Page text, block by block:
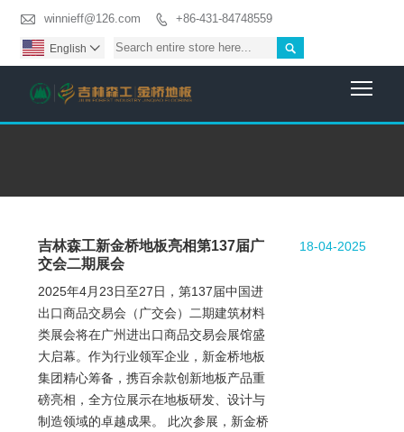
 winnieff@126.com  +86-431-84748559

English 
吉林森工新金桥地板亮相第137届广
交会二期展会
2025年4月23日至27日，第137届中国进
出口商品交易会（广交会）二期建筑材料
类展会将在广州进出口商品交易会展馆盛
大启幕。作为行业领军企业，新金桥地板
集团精心筹备，携百余款创新地板产品重
磅亮相，全方位展示在地板研发、设计与
制造领域的卓越成果。 此次参展，新金桥
18-04-2025